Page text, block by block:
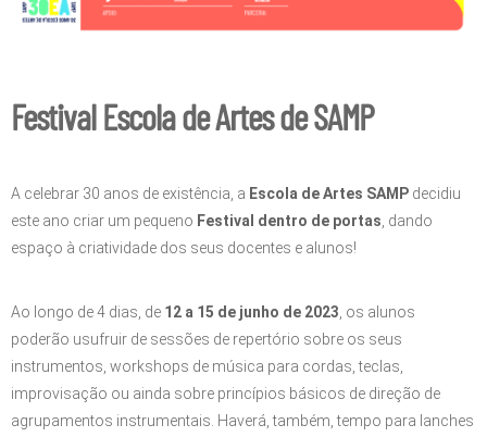
Festival Escola de Artes de SAMP
A celebrar 30 anos de existência, a Escola de Artes SAMP decidiu
este ano criar um pequeno Festival dentro de portas , dando
espaço à criatividade dos seus docentes e alunos!
Ao longo de 4 dias, de 12 a 15 de junho de 2023 , os alunos
poderão usufruir de sessões de repertório sobre os seus
instrumentos, workshops de música para cordas, teclas,
improvisação ou ainda sobre princípios básicos de direção de
agrupamentos instrumentais. Haverá, também, tempo para lanches